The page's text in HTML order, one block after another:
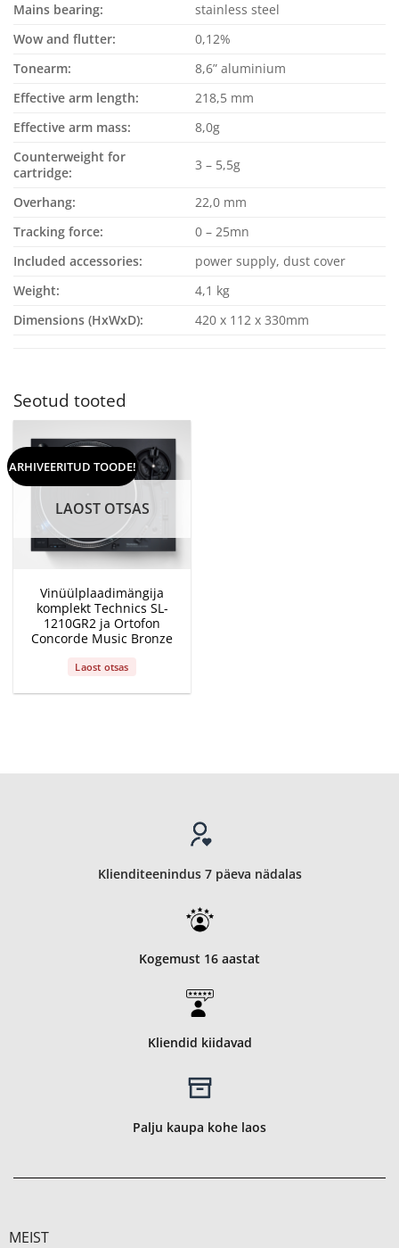
Mains bearing:
stainless steel
Wow and flutter:
0,12%
Tonearm:
8,6” aluminium
Effective arm length:
218,5 mm
Effective arm mass:
8,0g
Counterweight for
cartridge:
3 – 5,5g
Overhang:
22,0 mm
Tracking force:
0 – 25mn
Included accessories:
power supply, dust cover
Weight:
4,1 kg
Dimensions (HxWxD):
420 x 112 x 330mm
Seotud tooted
ARHIVEERITUD TOODE!
LAOST OTSAS
Vinüülplaadimängija
komplekt Technics SL-
1210GR2 ja Ortofon
Concorde Music Bronze
Laost otsas
Klienditeenindus 7 päeva nädalas
Kogemust 16 aastat
Kliendid kiidavad
Palju kaupa kohe laos
MEIST